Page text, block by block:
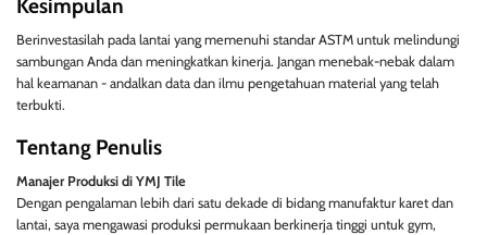
Kesimpulan
Berinvestasilah pada lantai yang memenuhi standar ASTM untuk melindungi
sambungan Anda dan meningkatkan kinerja. Jangan menebak-nebak dalam
hal keamanan - andalkan data dan ilmu pengetahuan material yang telah
terbukti.
Tentang Penulis
Manajer Produksi di YMJ Tile
Dengan pengalaman lebih dari satu dekade di bidang manufaktur karet dan
lantai, saya mengawasi produksi permukaan berkinerja tinggi untuk gym,